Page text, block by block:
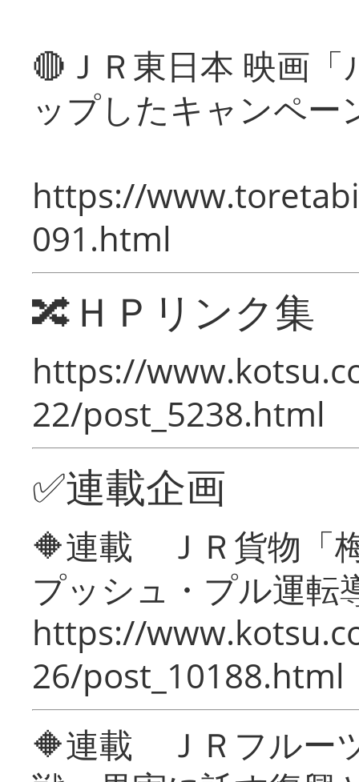
🔴ＪＲ東日本 映画
ップしたキャンペー
https://
091.html
🔀ＨＰリンク集
https://
22/post_5238.html
✅連載企画
🔶連載 ＪＲ貨物「
プッシュ・プル運転
https://
26/post_10188.html
🔶連載 ＪＲフルー